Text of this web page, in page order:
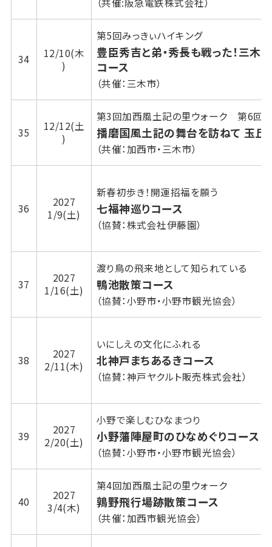
（共催:阪急電鉄株式会社）
34
12/10(木
)
第5回みっきぃハイキング
豊臣秀吉と弟・秀長も戦った！三木
コース
（共催：三木市）
35
12/12(土
)
第3回加西風土記の里ウォーク 第6回み
播磨国風土記の舞台を訪ねて 玉丘
（共催：加西市・三木市）
36
2027
1/9(土)
新春初歩き！開運招福を願う
七福神巡りコース
（協賛：株式会社伊藤園）
37
2027
1/16(土)
渡り鳥の飛来地として知られている
鴨池散策コース
（協賛：小野市・小野市観光協会）
38
2027
2/11(木)
いにしえの文化にふれる
北神戸まちあるきコース
（協賛：神戸ヤクルト販売株式会社）
39
2027
2/20(土)
小野で楽しむひなまつり
小野藩陣屋町のひなめぐりコース
（協賛：小野市・小野市観光協会）
40
2027
3/4(木)
第4回加西風土記の里ウォーク
鶉野飛行場跡散策コース
（共催：加西市観光協会）